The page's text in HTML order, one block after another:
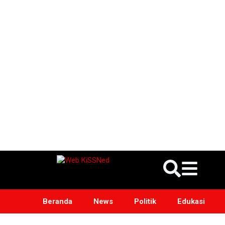
Beranda News Politik Edukasi